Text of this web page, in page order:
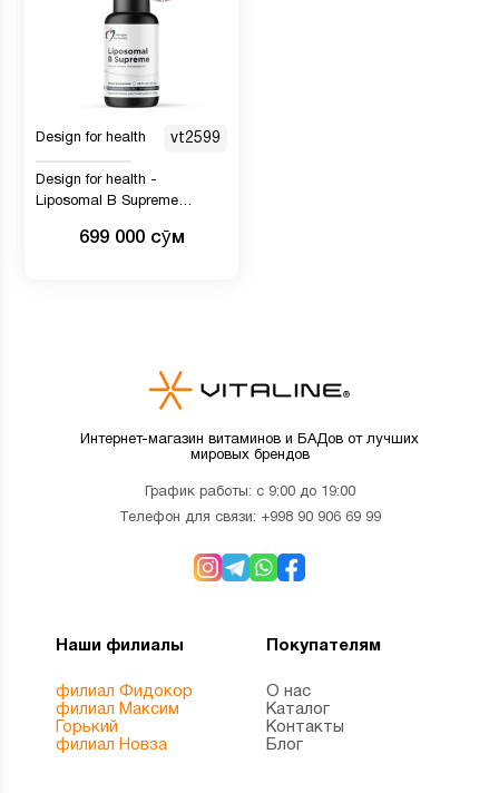
Design for health vt2599
Design for health -
Liposomal B Supreme
699 000 сӯм
Интернет-магазин витаминов и БАДов от лучших
мировых брендов
График работы: с 9:00 до 19:00
Телефон для связи: +998 90 906 69 99
Наши филиалы
филиал Фидокор
филиал Максим
Горький
филиал Новза
Покупателям
О нас
Каталог
Контакты
Блог